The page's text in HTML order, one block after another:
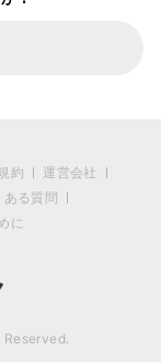
約
運営会社
ある質問
に